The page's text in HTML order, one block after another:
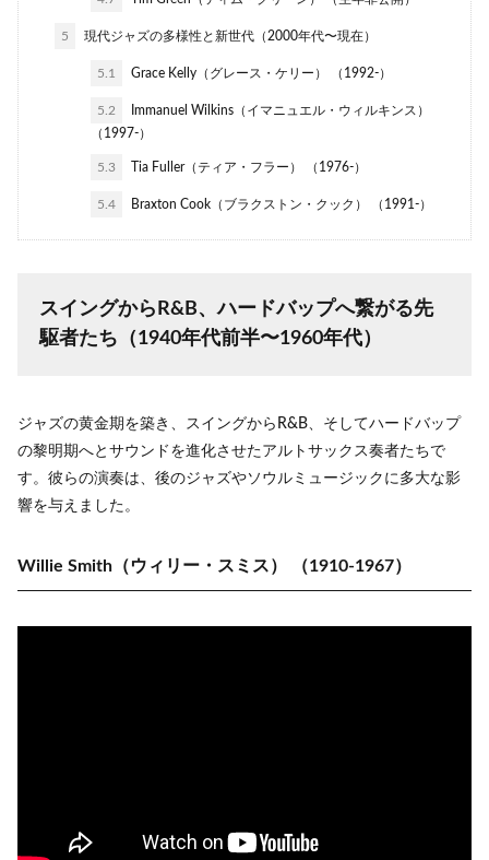
5 現代ジャズの多様性と新世代（2000年代〜現在）
5.1 Grace Kelly（グレース・ケリー） （1992-）
5.2
Immanuel Wilkins（イマニュエル・ウィルキンス）
（1997-）
5.3 Tia Fuller（ティア・フラー） （1976-）
5.4 Braxton Cook（ブラクストン・クック） （1991-）
スイングからR&B、ハードバップへ繋がる先
駆者たち（1940年代前半〜1960年代）
ジャズの黄金期を築き、スイングからR&B、そしてハードバップ
の黎明期へとサウンドを進化させたアルトサックス奏者たちで
す。彼らの演奏は、後のジャズやソウルミュージックに多大な影
響を与えました。
Willie Smith（ウィリー・スミス） （1910-1967）